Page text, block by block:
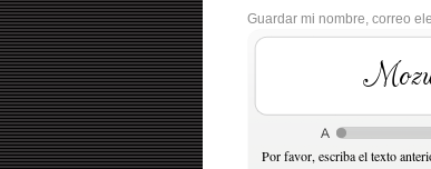
Guardar mi nombre, correo
Por favor, escriba el texto